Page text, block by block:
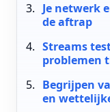
Je netwerk
de aftrap
Streams
problemen
Begrijpen
en